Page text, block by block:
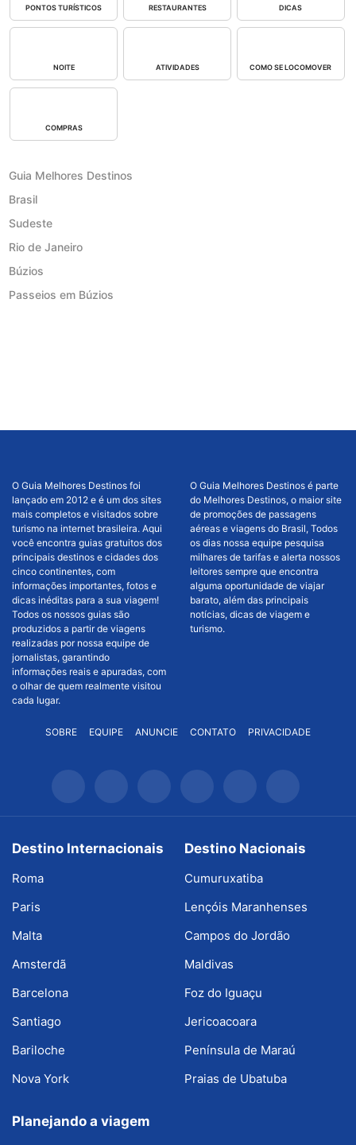
PONTOS TURÍSTICOS RESTAURANTES DICAS
NOITE ATIVIDADES COMO SE LOCOMOVER
COMPRAS
Guia Melhores Destinos
Brasil
Sudeste
Rio de Janeiro
Búzios
Passeios em Búzios
O Guia Melhores Destinos foi
lançado em 2012 e é um dos sites
mais completos e visitados sobre
turismo na internet brasileira. Aqui
você encontra guias gratuitos dos
principais destinos e cidades dos
cinco continentes, com
informações importantes, fotos e
dicas inéditas para a sua viagem!
Todos os nossos guias são
produzidos a partir de viagens
realizadas por nossa equipe de
jornalistas, garantindo
informações reais e apuradas, com
o olhar de quem realmente visitou
cada lugar.
O Guia Melhores Destinos é parte
do Melhores Destinos, o maior site
de promoções de passagens
aéreas e viagens do Brasil, Todos
os dias nossa equipe pesquisa
milhares de tarifas e alerta nossos
leitores sempre que encontra
alguma oportunidade de viajar
barato, além das principais
notícias, dicas de viagem e
turismo.
SOBRE EQUIPE ANUNCIE CONTATO PRIVACIDADE
Destino Internacionais
Roma
Paris
Malta
Amsterdã
Barcelona
Santiago
Bariloche
Nova York
Destino Nacionais
Cumuruxatiba
Lençóis Maranhenses
Campos do Jordão
Maldivas
Foz do Iguaçu
Jericoacoara
Península de Maraú
Praias de Ubatuba
Planejando a viagem